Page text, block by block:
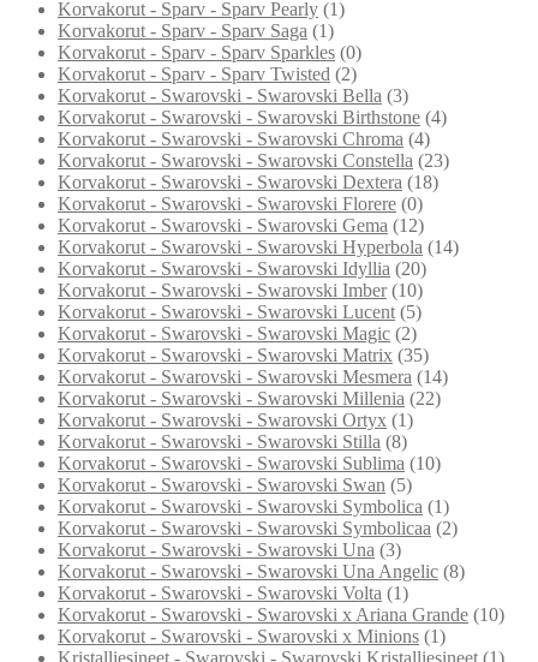
Korvakorut - Sparv - Sparv Pearly (1)
Korvakorut - Sparv - Sparv Saga (1)
Korvakorut - Sparv - Sparv Sparkles (0)
Korvakorut - Sparv - Sparv Twisted (2)
Korvakorut - Swarovski - Swarovski Bella (3)
Korvakorut - Swarovski - Swarovski Birthstone (4)
Korvakorut - Swarovski - Swarovski Chroma (4)
Korvakorut - Swarovski - Swarovski Constella (23)
Korvakorut - Swarovski - Swarovski Dextera (18)
Korvakorut - Swarovski - Swarovski Florere (0)
Korvakorut - Swarovski - Swarovski Gema (12)
Korvakorut - Swarovski - Swarovski Hyperbola (14)
Korvakorut - Swarovski - Swarovski Idyllia (20)
Korvakorut - Swarovski - Swarovski Imber (10)
Korvakorut - Swarovski - Swarovski Lucent (5)
Korvakorut - Swarovski - Swarovski Magic (2)
Korvakorut - Swarovski - Swarovski Matrix (35)
Korvakorut - Swarovski - Swarovski Mesmera (14)
Korvakorut - Swarovski - Swarovski Millenia (22)
Korvakorut - Swarovski - Swarovski Ortyx (1)
Korvakorut - Swarovski - Swarovski Stilla (8)
Korvakorut - Swarovski - Swarovski Sublima (10)
Korvakorut - Swarovski - Swarovski Swan (5)
Korvakorut - Swarovski - Swarovski Symbolica (1)
Korvakorut - Swarovski - Swarovski Symbolicaa (2)
Korvakorut - Swarovski - Swarovski Una (3)
Korvakorut - Swarovski - Swarovski Una Angelic (8)
Korvakorut - Swarovski - Swarovski Volta (1)
Korvakorut - Swarovski - Swarovski x Ariana Grande (10)
Korvakorut - Swarovski - Swarovski x Minions (1)
Kristalliesineet - Swarovski - Swarovski Kristalliesineet (1)